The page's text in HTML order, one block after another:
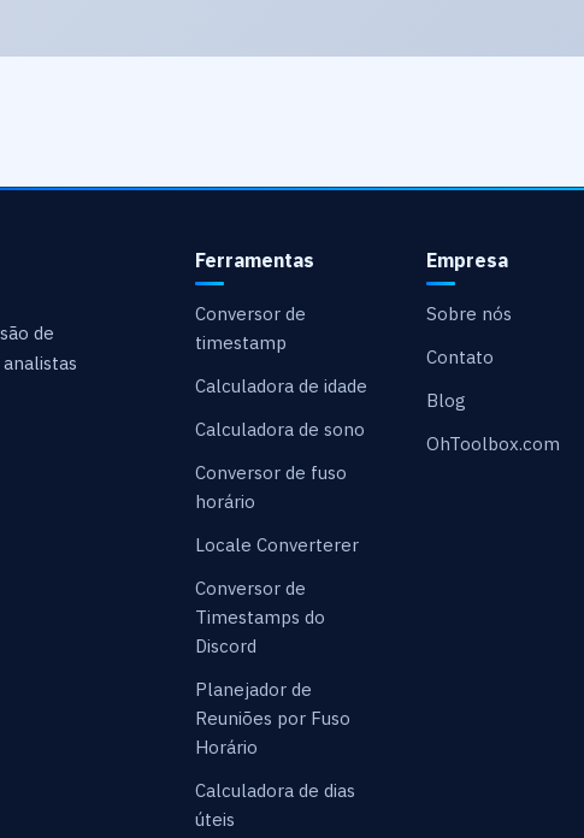
de
Ferramentas
Conversor de
timestamp
Calculadora de idade
Calculadora de sono
Conversor de fuso
horário
Locale Converterer
Conversor de
Timestamps do
Discord
Planejador de
Reuniões por Fuso
Horário
Calculadora de dias
úteis
Empresa
Sobre nós
Contato
Blog
OhToolbox.com